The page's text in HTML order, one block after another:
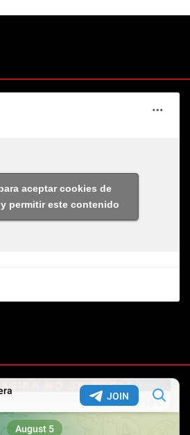
aceptar cookies de
permitir este contenido